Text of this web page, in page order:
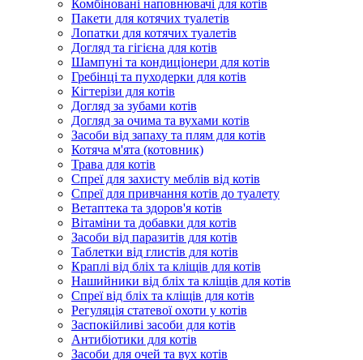
Комбіновані наповнювачі для котів
Пакети для котячих туалетів
Лопатки для котячих туалетів
Догляд та гігієна для котів
Шампуні та кондиціонери для котів
Гребінці та пуходерки для котів
Кігтерізи для котів
Догляд за зубами котів
Догляд за очима та вухами котів
Засоби від запаху та плям для котів
Котяча м'ята (котовник)
Трава для котів
Спреї для захисту меблів від котів
Спреї для привчання котів до туалету
Ветаптека та здоров'я котів
Вітаміни та добавки для котів
Засоби від паразитів для котів
Таблетки від глистів для котів
Краплі від бліх та кліщів для котів
Нашийники від бліх та кліщів для котів
Спреї від бліх та кліщів для котів
Регуляція статевої охоти у котів
Заспокійливі засоби для котів
Антибіотики для котів
Засоби для очей та вух котів